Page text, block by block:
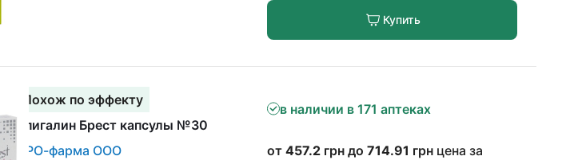
Купить
Похож по эффекту
Эпигалин Брест капсулы №30
ПРО-фарма ООО
в наличии в 171 аптеках
от 457.2грн до 714.91 грн цена за